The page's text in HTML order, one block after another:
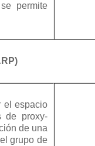
permite
el espacio
de proxy-
de una
grupo de